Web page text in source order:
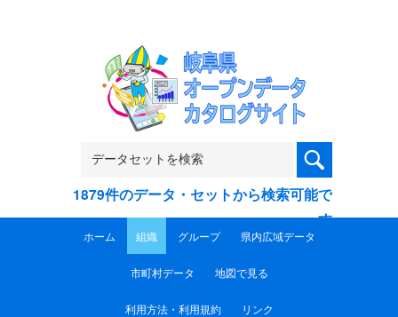
1879件のデータ・セットから検索可能で
す
ホーム 組織 グループ 県内広域データ
市町村データ 地図で見る
利用方法・利用規約 リンク